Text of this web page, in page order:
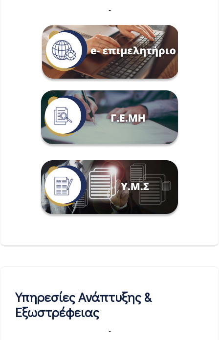
-
Υπηρεσίες Ανάπτυξης &
Εξωστρέφειας
-